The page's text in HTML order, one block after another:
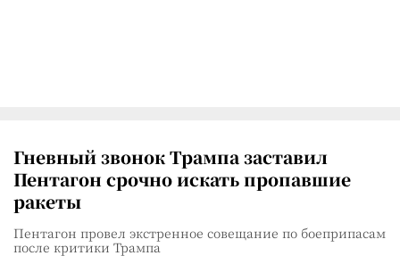
Гневный звонок Трампа заставил
Пентагон срочно искать пропавшие
ракеты
Пентагон провел экстренное совещание по боеприпасам
после критики Трампа